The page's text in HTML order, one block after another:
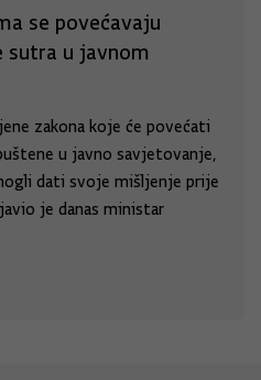
se povećavaju
u javnom
zakona koje će povećati
u javno savjetovanje,
dati svoje mišljenje prije
je danas ministar